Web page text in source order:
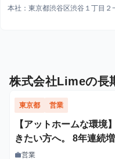
本社：東京都渋谷区渋谷１丁目
株式会社Limeの長
東京都 営業
【アットホームな環境
きたい方へ。 8年連続
勤務OK#出勤時間自由
work営業